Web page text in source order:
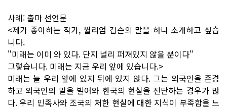
사례: 출마 선언문
<제가 좋아하는 작가, 윌리엄 깁슨의 말을 하나 소개하고 싶습
니다.
"미래는 이미 와 있다. 단지 널리 퍼져있지 않을 뿐이다"
그렇습니다. 미래는 지금 우리 앞에 있습니다.>
미래는 늘 우리 앞에 있지 뒤에 있지 않다. 그는 외국인을 존경
하고 외국인의 말을 빌어와 한국의 현실을 진단하는 경우가 많
다. 우리 민족사와 조국의 처한 현실에 대한 지식이 부족함을 느